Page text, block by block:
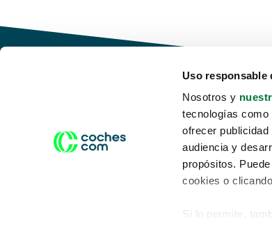
Uso responsable
Nosotros y
tecnologías
ofrecer
audiencia y
propósitos.
cookies o
Si lo permite,
Conduce tu futuro,
desata tu movilidad